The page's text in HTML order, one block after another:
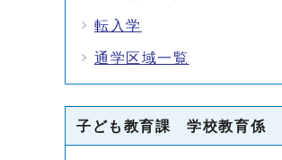
転入学
通学区域一覧
子ども教育課 学校教育係